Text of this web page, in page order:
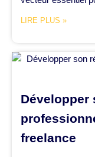
LIRE PLUS »
Développer
freelance